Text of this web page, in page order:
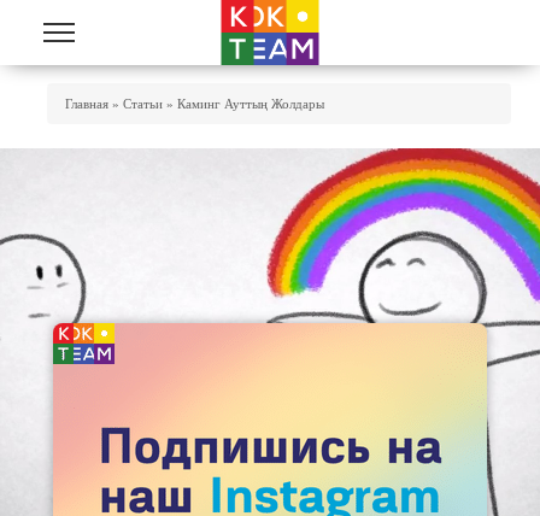
Главная » Статьи » Каминг Ауттың Жолдары